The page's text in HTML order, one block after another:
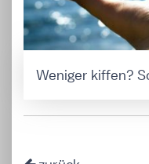
Weniger kiffen?